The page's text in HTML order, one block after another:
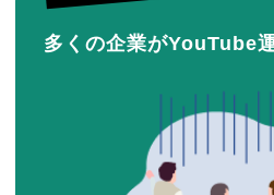
多くの企業がYouTube